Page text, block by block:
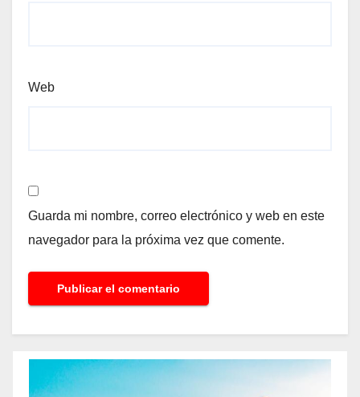
Web
Guarda mi nombre, correo electrónico y web en este
navegador para la próxima vez que comente.